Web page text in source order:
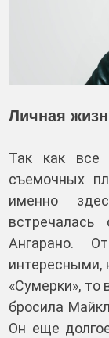
Личная
Так как все
съемочных
именно
Ангарано.
интересными,
«Сумерки», то
бросила
Он еще